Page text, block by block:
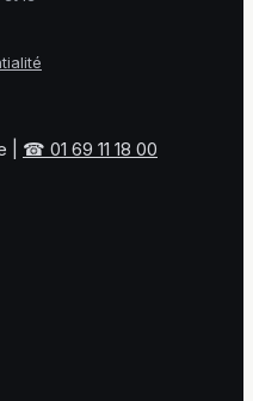
☎ 01 69 11 18 00